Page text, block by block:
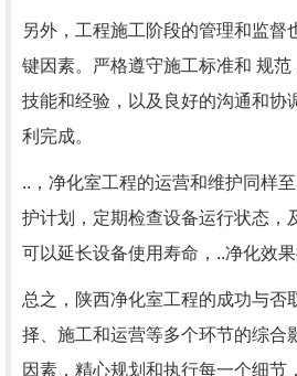
另外，工程施工阶段的管理和监督
键因素。严格遵守施工标准和 规
技能和经验，以及良好的沟通和协
利完成。
..，净化室工程的运营和维护同样
护计划，定期检查设备运行状态，
可以延长设备使用寿命，..净化效果
总之，陕西净化室工程的成功与否
择、施工和运营等多个环节的综合
因素，精心规划和执行每一个细节